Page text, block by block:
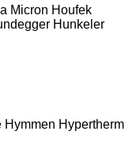
Micron Houfek
Hunkeler
Hymmen Hypertherm